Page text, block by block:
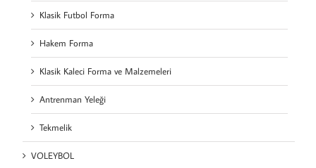
Klasik Futbol Forma
Hakem Forma
Klasik Kaleci Forma ve Malzemeleri
Antrenman Yeleği
Tekmelik
VOLEYBOL